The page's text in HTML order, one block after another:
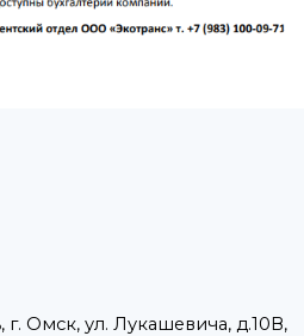
г. Омск, ул. Лукашевича, д.10В,